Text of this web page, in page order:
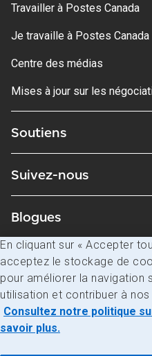
Travailler à Postes Canada
Je travaille à Postes Canada
Centre des médias
Mises à jour sur les
Soutiens
Suivez-nous
Blogues
Avis juridiques
Confidentialité
Accès à l’information
En cliquant sur « Accepter
acceptez le stockage de
pour améliorer la navigation
utilisation et contribuer à
Consultez notre politique
savoir plus.